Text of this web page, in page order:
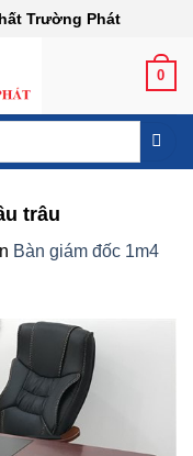
Trường Phát
0
trâu
Bàn giám đốc 1m4